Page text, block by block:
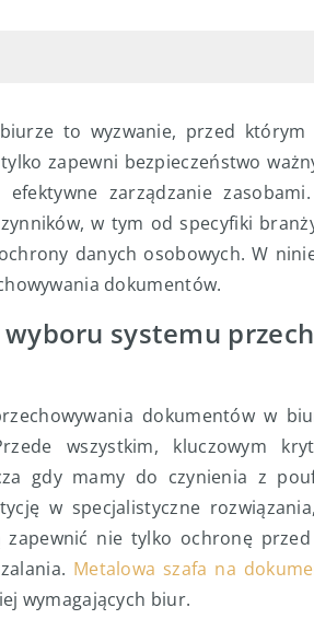
to wyzwanie, przed
zapewni bezpieczeństwo
zarządzanie
w tym od specyfiki
danych osobowych. W
dokumentów.
systemu
dokumentów w
wszystkim, kluczowym
gdy mamy do czynienia z
w specjalistyczne
nie tylko ochronę
Metalowa szafa na
wymagających biur.